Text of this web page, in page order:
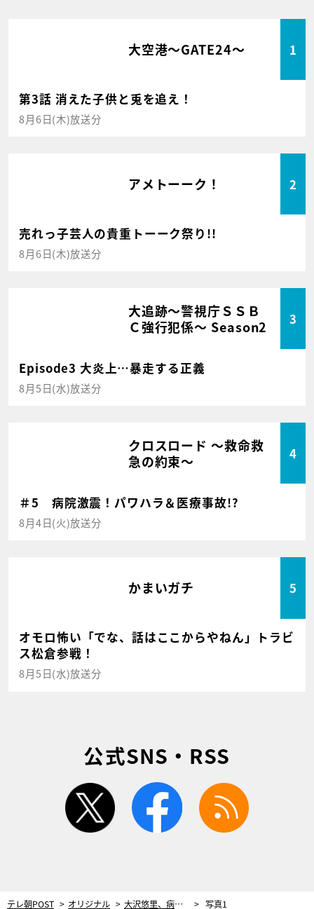
大空港～GATE24～ 1
第3話 消えた子供と兎を追え！
8月6日(木)放送分
アメトーーク！ 2
売れっ子芸人の貴重トーーク祭り!!
8月6日(木)放送分
大追跡～警視庁ＳＳＢ
Ｃ強行犯係～ Season2
3
Episode3 大炎上…暴走する正義
8月5日(水)放送分
クロスロード ～救命救
急の約束～
4
＃5 病院激震！パワハラ＆医療事故!?
8月4日(火)放送分
かまいガチ 5
オモロ怖い「でな、話はここからやねん」トラビ
ス松倉参戦！
8月5日(水)放送分
公式SNS・RSS
twitter facebook
テレ朝POST オリジナル 大沢悠里、病気から助けてくれた“運”「冠動脈の病気があったから、初期で白血病がわかって助かった」 写真1